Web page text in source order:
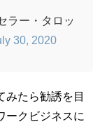
ラー・タロッ
30, 2020
みたら勧誘を目
ークビジネスに